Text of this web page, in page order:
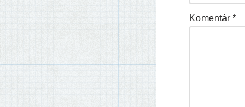
Komentár *